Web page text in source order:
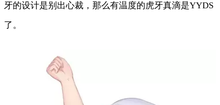
牙的设计是别出心裁，那么有温度的虎牙真滴是YYDS
了。